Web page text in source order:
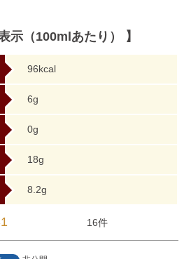
示（100mlあたり） 】
96kcal
6g
0g
18g
8.2g
16